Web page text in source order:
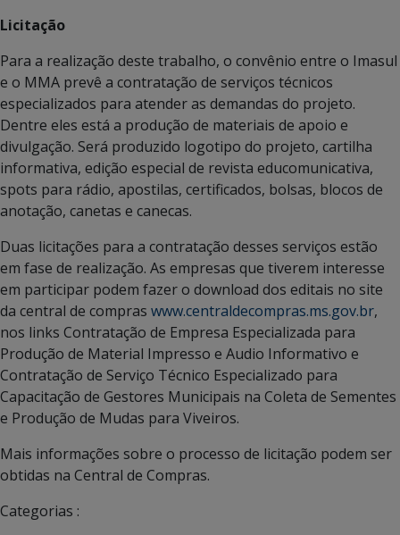
Licitação
Para a realização deste trabalho, o convênio entre o Imasul
e o MMA prevê a contratação de serviços técnicos
especializados para atender as demandas do projeto.
Dentre eles está a produção de materiais de apoio e
divulgação. Será produzido logotipo do projeto, cartilha
informativa, edição especial de revista educomunicativa,
spots para rádio, apostilas, certificados, bolsas, blocos de
anotação, canetas e canecas.
Duas licitações para a contratação desses serviços estão
em fase de realização. As empresas que tiverem interesse
em participar podem fazer o download dos editais no site
da central de compras www.centraldecompras.ms.gov.br,
nos links Contratação de Empresa Especializada para
Produção de Material Impresso e Audio Informativo e
Contratação de Serviço Técnico Especializado para
Capacitação de Gestores Municipais na Coleta de Sementes
e Produção de Mudas para Viveiros.
Mais informações sobre o processo de licitação podem ser
obtidas na Central de Compras.
Categorias :